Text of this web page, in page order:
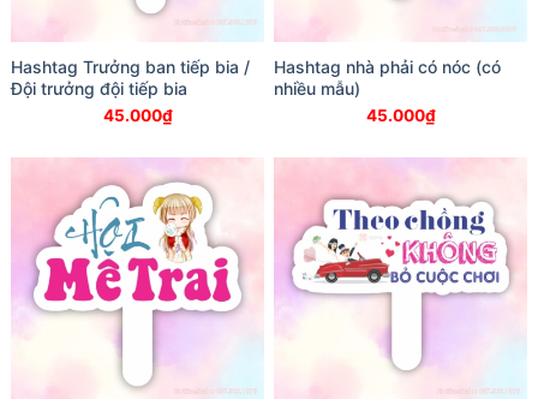
Hashtag Trưởng ban tiếp bia /
Đội trưởng đội tiếp bia
45.000₫
Hashtag nhà phải có nóc (có
nhiều mẫu)
45.000₫